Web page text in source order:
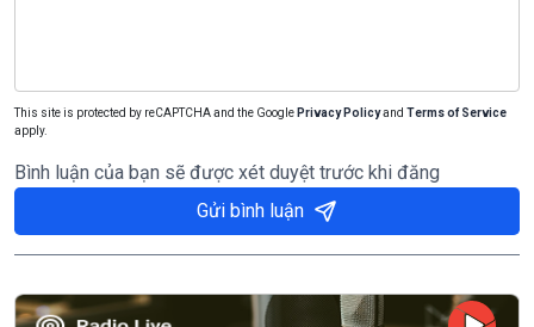
This site is protected by reCAPTCHA and the Google Privacy Policyand Terms of Service
apply.
Bình luận của bạn sẽ được xét duyệt trước khi đăng
Gửi bình luận